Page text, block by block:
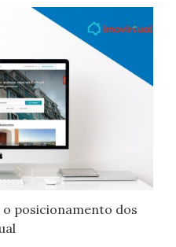
posicionamento dos